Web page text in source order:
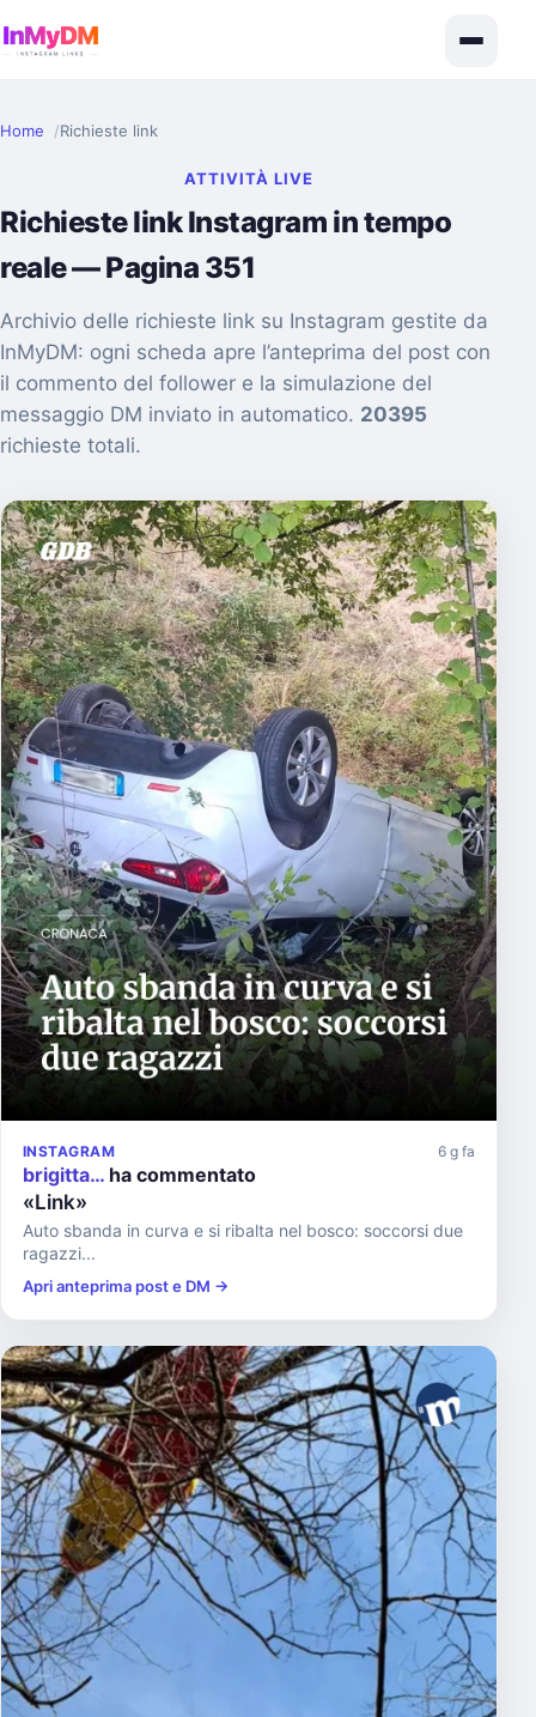
Home Richieste link
ATTIVITÀ LIVE
Richieste link Instagram in tempo
reale — Pagina 351
Archivio delle richieste link su Instagram gestite da
InMyDM: ogni scheda apre l’anteprima del post con
il commento del follower e la simulazione del
messaggio DM inviato in automatico. 20395
richieste totali.
INSTAGRAM 6 g fa
brigitta… ha commentato
«Link»
Auto sbanda in curva e si ribalta nel bosco: soccorsi due
ragazzi...
Apri anteprima post e DM →